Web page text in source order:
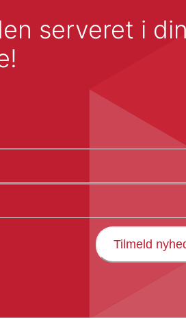
serveret i din